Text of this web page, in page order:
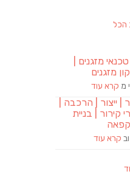
הכל
מזגנים |
מזגנים
מ קרא עוד
| ייצור | הרכבה |
קירור | בניית
קרא עוד